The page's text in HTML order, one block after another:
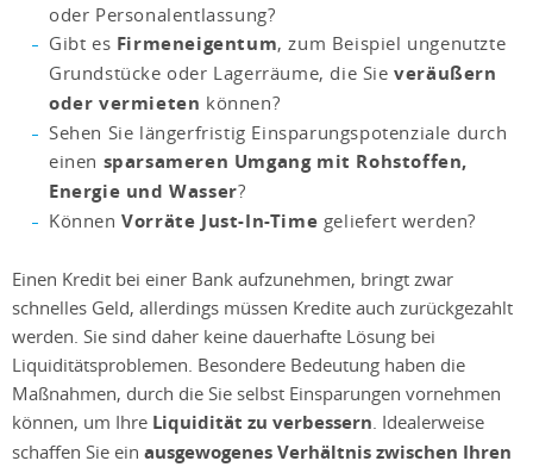
oder Personalentlassung?
Gibt es Firmeneigentum, zum Beispiel ungenutzte
Grundstücke oder Lagerräume, die Sieveräußern
oder vermieten können?
Sehen Sie längerfristig Einsparungspotenziale durch
einen sparsameren Umgang mit Rohstoffen,
Energie und Wasser?
KönnenVorräte Just-In-Time geliefert werden?
Einen Kredit bei einer Bank aufzunehmen, bringt zwar
schnelles Geld, allerdings müssen Kredite auch zurückgezahlt
werden. Sie sind daher keine dauerhafte Lösung bei
Liquiditätsproblemen. Besondere Bedeutung haben die
Maßnahmen, durch die Sie selbst Einsparungen vornehmen
können, um Ihre Liquidität zu verbessern . Idealerweise
schaffen Sie ein ausgewogenes Verhältnis zwischen Ihren